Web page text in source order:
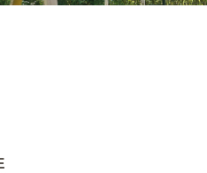
grosse Standart-